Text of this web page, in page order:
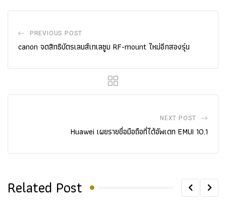
PREVIOUS POST
canon จดสิทธิบัตรเลนส์เทเลซูม RF-mount ใหม่อีกสองรุ่น
NEXT POST
Huawei เผยรายชื่อมือถือที่ได้อัพเดท EMUI 10.1
Related Post